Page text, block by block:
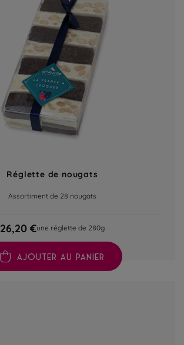
Réglette de nougats
Assortiment de 28 nougats
26,20 €une réglette de 280g
AJOUTER AU PANIER